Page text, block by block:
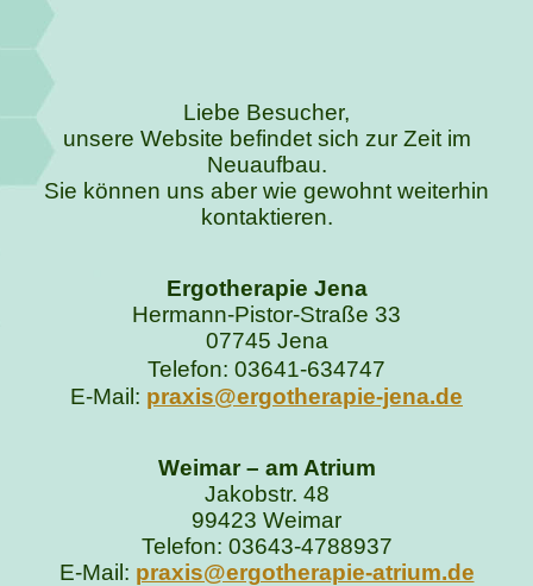
Liebe Besucher,
unsere Website befindet sich zur Zeit im
Neuaufbau.
Sie können uns aber wie gewohnt weiterhin
kontaktieren.
Ergotherapie Jena
Hermann-Pistor-Straße 33
07745 Jena
Telefon: 03641-634747
E-Mail: praxis@ergotherapie-jena.de
Weimar – am Atrium
Jakobstr. 48
99423 Weimar
Telefon: 03643-4788937
E-Mail: praxis@ergotherapie-atrium.de